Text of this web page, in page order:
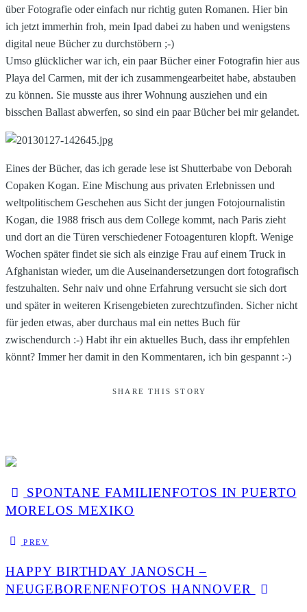
über Fotografie oder einfach nur richtig guten Romanen. Hier bin
ich jetzt immerhin froh, mein Ipad dabei zu haben und wenigstens
digital neue Bücher zu durchstöbern ;-)
Umso glücklicher war ich, ein paar Bücher einer Fotografin hier aus
Playa del Carmen, mit der ich zusammengearbeitet habe, abstauben
zu können. Sie musste aus ihrer Wohnung ausziehen und ein
bisschen Ballast abwerfen, so sind ein paar Bücher bei mir gelandet.
Eines der Bücher, das ich gerade lese ist Shutterbabe von Deborah
Copaken Kogan. Eine Mischung aus privaten Erlebnissen und
weltpolitischem Geschehen aus Sicht der jungen Fotojournalistin
Kogan, die 1988 frisch aus dem College kommt, nach Paris zieht
und dort an die Türen verschiedener Fotoagenturen klopft. Wenige
Wochen später findet sie sich als einzige Frau auf einem Truck in
Afghanistan wieder, um die Auseinandersetzungen dort fotografisch
festzuhalten. Sehr naiv und ohne Erfahrung versucht sie sich dort
und später in weiteren Krisengebieten zurechtzufinden. Sicher nicht
für jeden etwas, aber durchaus mal ein nettes Buch für
zwischendurch :-) Habt ihr ein aktuelles Buch, dass ihr empfehlen
könnt? Immer her damit in den Kommentaren, ich bin gespannt :-)
SHARE THIS STORY
SPONTANE FAMILIENFOTOS IN PUERTO
MORELOS MEXIKO
PREV
HAPPY BIRTHDAY JANOSCH –
NEUGEBORENENFOTOS HANNOVER